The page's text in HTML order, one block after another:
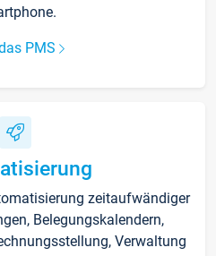
PMS
zeitaufwändiger
Belegungskalendern,
Verwaltung